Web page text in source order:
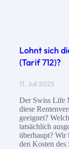
Lohnt sich
(Tarif 712)?
11. Juli 2025
Der Swiss Life
diese
geeignet?
tatsächlich
überhaupt? Wir
den Kosten des